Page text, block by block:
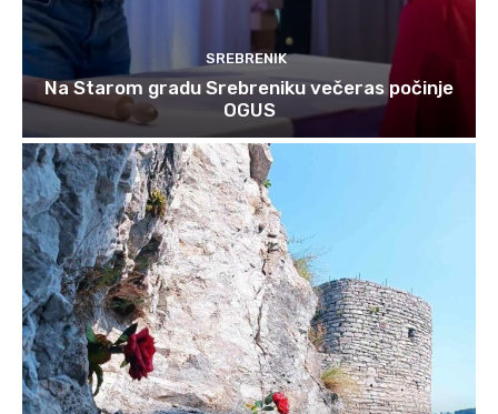
SREBRENIK
Na Starom gradu Srebreniku večeras počinje
OGUS